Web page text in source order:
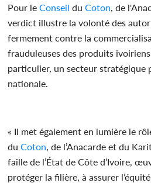
Pour leConseil duCoton, de
verdict illustre la volonté des
fermement contre la
frauduleuses des produits
particulier, un secteur stratégique
nationale.
« Il met également en lumière le
duCoton, de l’Anacarde et du
faille de l’État de Côte d’Ivoire,
protéger la filière, à assurer